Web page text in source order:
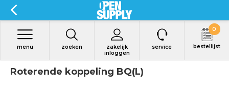
zoeken
zakelijk
inloggen
menu service bestellijst
0
Roterende koppeling BQ(L)